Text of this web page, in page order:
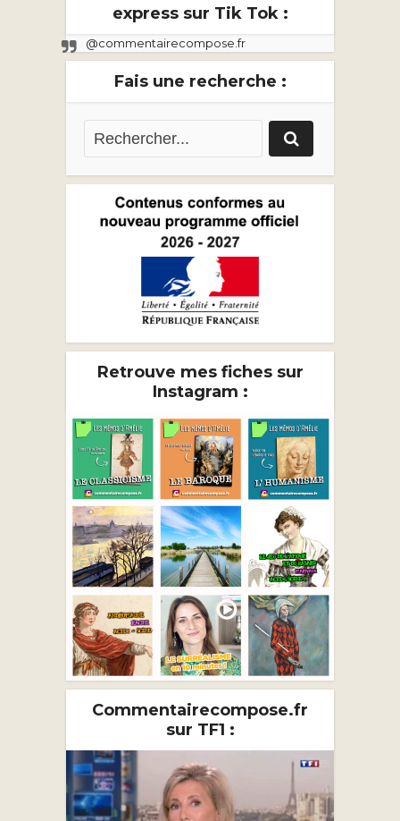
express sur Tik Tok :
@commentairecompose.fr
Fais une recherche :
Retrouve mes fiches sur
Instagram :
Commentairecompose.fr
sur TF1 :